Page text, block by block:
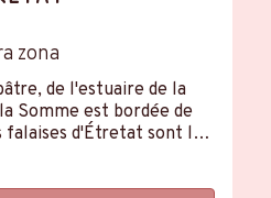
zona
de l'estuaire de la
Somme est bordée de
falaises d'Étretat sont les
pittoresques. L'image